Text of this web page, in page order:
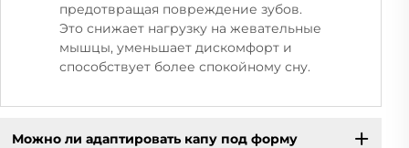
предотвращая повреждение зубов.
Это снижает нагрузку на жевательные
мышцы, уменьшает дискомфорт и
способствует более спокойному сну.
Можно ли адаптировать капу под форму